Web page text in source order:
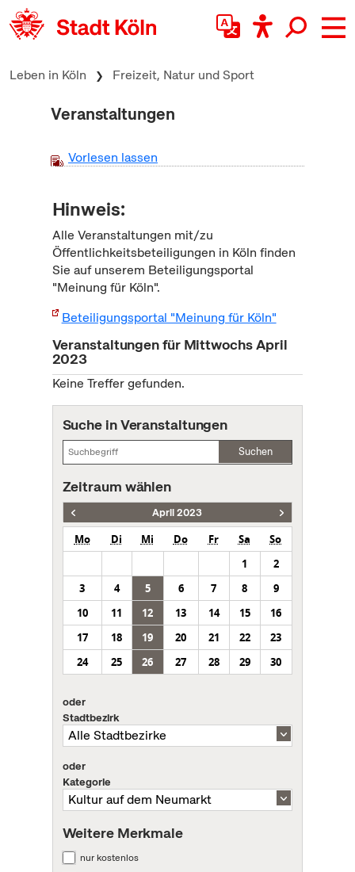
zum Inhalt springen
Leben in Köln Freizeit, Natur und Sport
Veranstaltungen
Vorlesen lassen
Hinweis:
Alle Veranstaltungen mit/zu
Öffentlichkeitsbeteiligungen in Köln finden
Sie auf unserem Beteiligungsportal
"Meinung für Köln".
Beteiligungsportal "Meinung für Köln"
Veranstaltungen für Mittwochs April
2023
Keine Treffer gefunden.
Suche in Veranstaltungen
Suchen
Zeitraum wählen
April 2023
Mo Di Mi Do Fr Sa
So
1
2
3
4 5 6 7 8
9
10
11 12 13 14 15
16
17
18 19 20 21 22
23
24
25 26 27 28 29 30
oder
Stadtbezirk
oder
Kategorie
Weitere Merkmale
nur kostenlos